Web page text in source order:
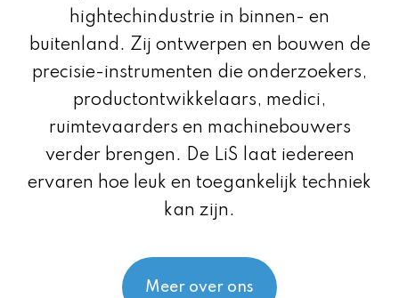
hightechindustrie in binnen- en
buitenland. Zij ontwerpen en bouwen de
precisie-instrumenten die onderzoekers,
productontwikkelaars, medici,
ruimtevaarders en machinebouwers
verder brengen. De LiS laat iedereen
ervaren hoe leuk en toegankelijk techniek
kan zijn.
Meer over ons